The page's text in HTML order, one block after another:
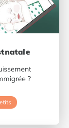
?